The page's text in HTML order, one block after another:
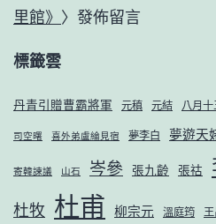
里館》 〉發佈留言
標籤雲
丹青引贈曹霸將軍 元稹 元結 八月
司空曙 喜外弟盧綸見宿 夢李白 夢遊天
寄韓諫議 山石 岑參 張九齡 張祜
杜牧 杜甫 柳宗元 溫庭筠